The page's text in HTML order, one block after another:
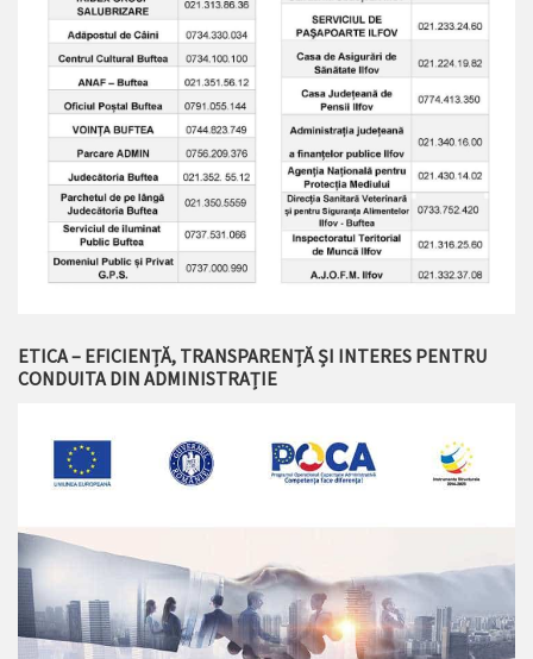
ETICA – EFICIENȚĂ, TRANSPARENȚĂ ȘI INTERES PENTRU
CONDUITA DIN ADMINISTRAȚIE